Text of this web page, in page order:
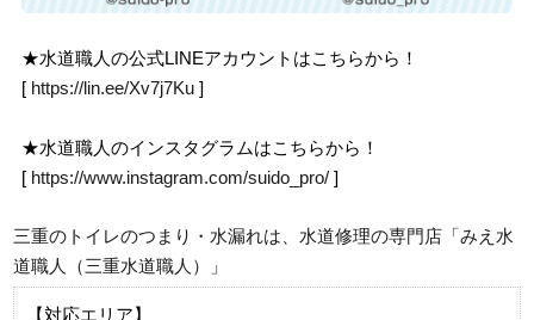
★水道職人の公式LINEアカウントはこちらから！
[ https://lin.ee/Xv7j7Ku ]
★水道職人のインスタグラムはこちらから！
[ https://www.instagram.com/suido_pro/ ]
三重のトイレのつまり・水漏れは、水道修理の専門店「みえ水
道職人（三重水道職人）」
【対応エリア】